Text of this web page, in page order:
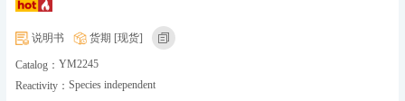
说明书 货期 [现货]
Catalog： YM2245
Reactivity： Species independent